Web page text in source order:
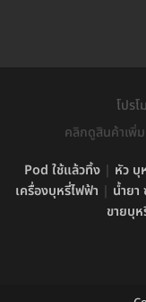
โปร
คลิกดูสินค้าเพิ่
Pod ใช้แล้วทิ้ง | หัว บุ
เครื่องบุหรี่ไฟฟ้า | น้ำยา
ขายบุห